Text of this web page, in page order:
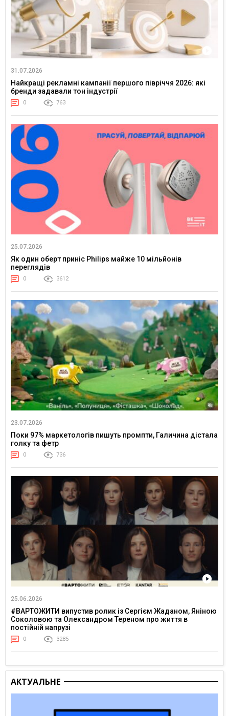
31.07.2026
Найкращі рекламні кампанії першого півріччя 2026: які
бренди задавали тон індустрії
0 763
25.07.2026
Як один оберт приніс Philips майже 10 мільйонів
переглядів
0 3612
23.07.2026
Поки 97% маркетологів пишуть промпти, Галичина дістала
голку та фетр
0 736
25.06.2026
#ВАРТОЖИТИ випустив ролик із Сергієм Жаданом, Яніною
Соколовою та Олександром Тереном про життя в
постійній напрузі
0 3285
АКТУАЛЬНЕ